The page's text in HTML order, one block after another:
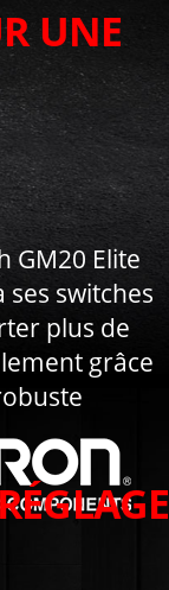
UNE
GM20 Elite
switches
plus de
grâce